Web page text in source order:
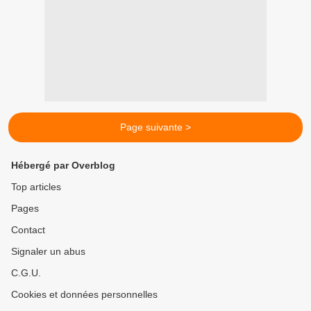
Page suivante >
Hébergé par Overblog
Top articles
Pages
Contact
Signaler un abus
C.G.U.
Cookies et données personnelles